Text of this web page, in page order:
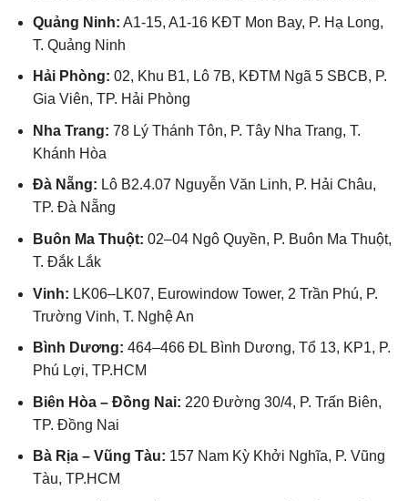
Quảng Ninh: A1-15, A1-16 KĐT Mon Bay, P. Hạ Long,
T. Quảng Ninh
Hải Phòng: 02, Khu B1, Lô 7B, KĐTM Ngã 5 SBCB, P.
Gia Viên, TP. Hải Phòng
Nha Trang: 78 Lý Thánh Tôn, P. Tây Nha Trang, T.
Khánh Hòa
Đà Nẵng: Lô B2.4.07 Nguyễn Văn Linh, P. Hải Châu,
TP. Đà Nẵng
Buôn Ma Thuột: 02–04 Ngô Quyền, P. Buôn Ma Thuột,
T. Đắk Lắk
Vinh: LK06–LK07, Eurowindow Tower, 2 Trần Phú, P.
Trường Vinh, T. Nghệ An
Bình Dương: 464–466 ĐL Bình Dương, Tổ 13, KP1, P.
Phú Lợi, TP.HCM
Biên Hòa – Đồng Nai: 220 Đường 30/4, P. Trấn Biên,
TP. Đồng Nai
Bà Rịa – Vũng Tàu: 157 Nam Kỳ Khởi Nghĩa, P. Vũng
Tàu, TP.HCM